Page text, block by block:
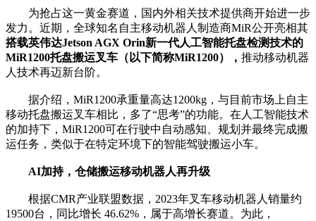
为抢占这一黄金赛道，国内外相关技术提供商开始进一步
发力。近期，全球知名自主移动机器人制造商MiR公开亮相其
搭载英伟达Jetson AGX Orin新一代人工智能托盘检测技术的
MiR1200托盘搬运叉车（ 以下简称MiR1200）， 推动移动机器
人技术再迈新台阶。
据介绍，MiR1200承重量高达1200kg，与目前市场上自主
移动托盘搬运叉车相比，多了“思考”的功能。在人工智能技术
的加持下，MiR1200可在行驶中自动感知、规划并最终完成搬
运任务，类似于在特定环境下的智能驾驶搬运小车。
AI加持，仓储搬运移动机器人再升级
根据CMR产业联盟数据，2023年叉车移动机器人销量约
19500台，同比增长 46.62%，属于高增长赛道。为此，